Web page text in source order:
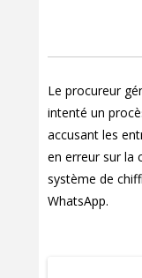
Le procureur
intenté un
accusant les
en erreur sur la
système de
WhatsApp.